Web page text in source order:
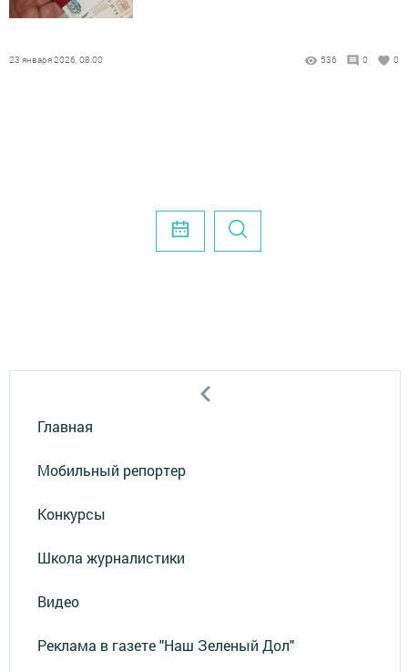
23 января 2026, 08:00 536 0 0
Главная
Мобильный репортер
Конкурсы
Школа журналистики
Видео
Реклама в газете "Наш Зеленый Дол"